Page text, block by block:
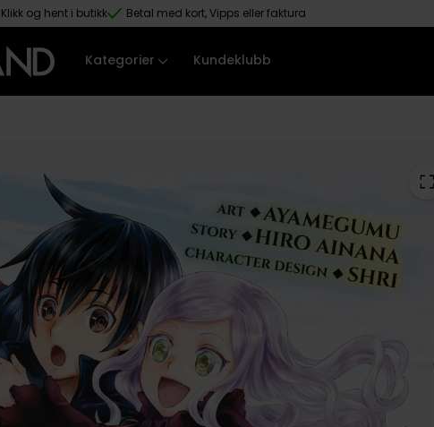
Klikk og hent i butikk Betal med kort, Vipps eller faktura
Kategorier Kundeklubb